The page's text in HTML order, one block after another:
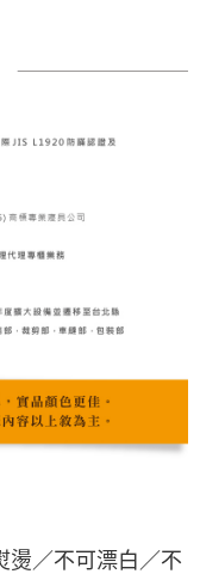
燙／不可漂白／不